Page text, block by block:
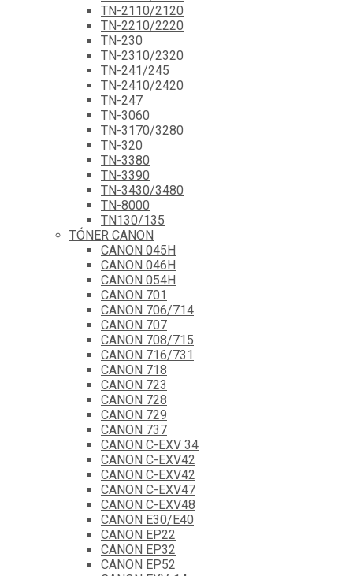
TN-2110/2120
TN-2210/2220
TN-230
TN-2310/2320
TN-241/245
TN-2410/2420
TN-247
TN-3060
TN-3170/3280
TN-320
TN-3380
TN-3390
TN-3430/3480
TN-8000
TN130/135
TÓNER CANON
CANON 045H
CANON 046H
CANON 054H
CANON 701
CANON 706/714
CANON 707
CANON 708/715
CANON 716/731
CANON 718
CANON 723
CANON 728
CANON 729
CANON 737
CANON C-EXV 34
CANON C-EXV42
CANON C-EXV42
CANON C-EXV47
CANON C-EXV48
CANON E30/E40
CANON EP22
CANON EP32
CANON EP52